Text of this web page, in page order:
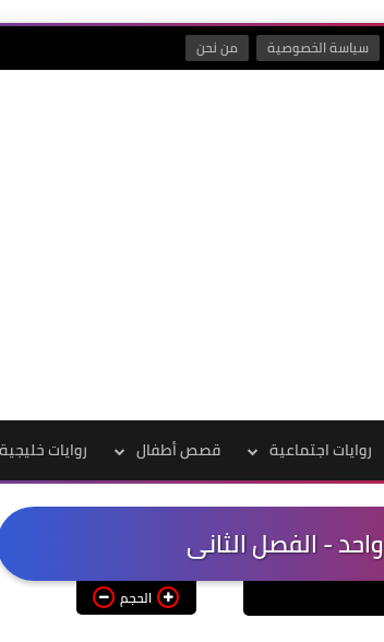
سياسة الخصوصية من نحن
روايات اجتماعية قصص أطفال روايات خليجية
- الفصل الثانى
الحجم